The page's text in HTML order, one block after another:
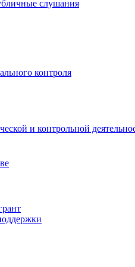
слушания
контроля
и контрольной